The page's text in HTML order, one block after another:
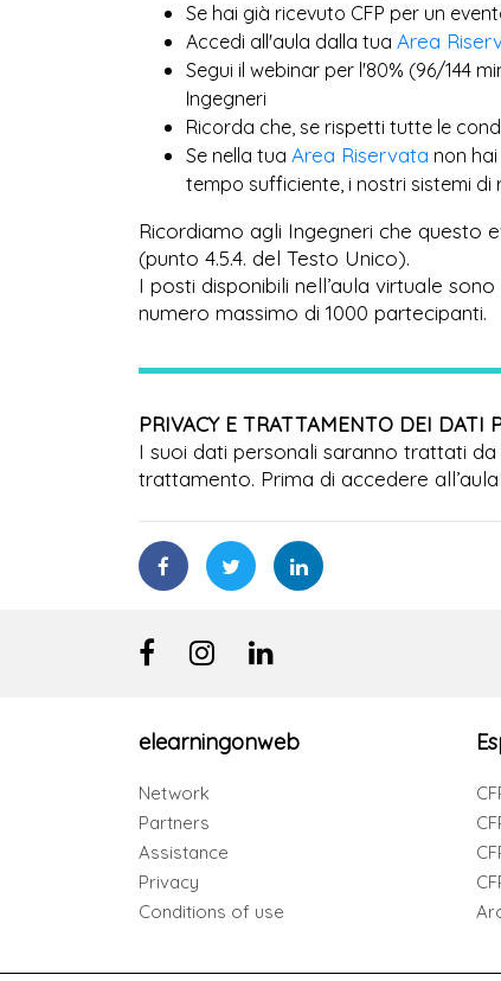
Se hai già ricevuto CFP per un
Accedi all'aula dalla tua Area
Segui il webinar per l'80% (96/144
Ingegneri
Ricorda che, se rispetti tutte le
Se nella tua Area Riservata non
tempo sufficiente, i nostri sistemi
Ricordiamo agli Ingegneri che questo
(punto 4.5.4. del Testo Unico).
I posti disponibili nell’aula virtuale
numero massimo di 1000 partecipanti.
PRIVACY E TRATTAMENTO DEI DATI
I suoi dati personali saranno trattati da
trattamento. Prima di accedere
elearningonweb
Network
Partners
Assistance
Privacy
Conditions of use